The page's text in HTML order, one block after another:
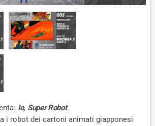
Io, Super Robot.
i robot dei cartoni animati giapponesi